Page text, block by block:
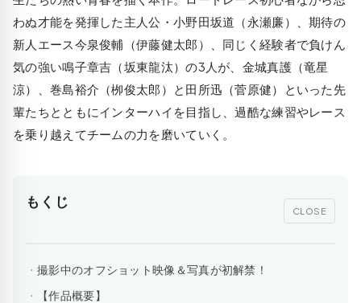
わぬ才能を発揮した主人公・小野田坂道（永瀬廉）、期待の
新人エース今泉俊輔（伊藤健太郎）、同じく経験者で負けん
気の強い鳴子章吉（坂東龍汰）の3人が、金城真護（竜星
涼）、巻島裕介（栁俊太郎）と田所迅（菅原健）といった先
輩たちとともにインターハイを目指し、過酷な練習やレース
を乗り越えてチームの力を磨いていく。
もくじ
CLOSE
撮影中のオフショット映像＆写真が初解禁！
【作品概要】